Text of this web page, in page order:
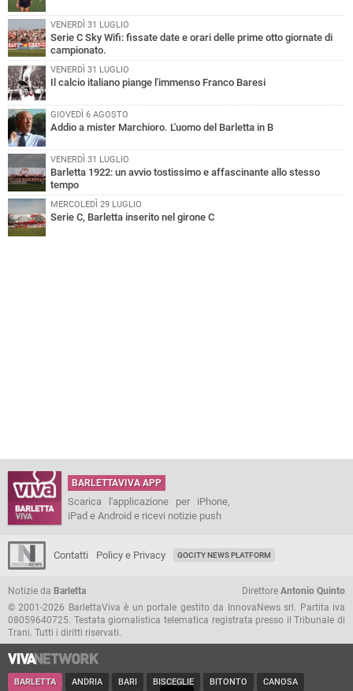
VENERDÌ 31 LUGLIO
Serie C Sky Wifi: fissate date e orari delle prime otto giornate di
campionato.
VENERDÌ 31 LUGLIO
Il calcio italiano piange l'immenso Franco Baresi
GIOVEDÌ 6 AGOSTO
Addio a mister Marchioro. L'uomo del Barletta in B
VENERDÌ 31 LUGLIO
Barletta 1922: un avvio tostissimo e affascinante allo stesso
tempo
MERCOLEDÌ 29 LUGLIO
Serie C, Barletta inserito nel girone C
BARLETTAVIVA APP
Scarica l'applicazione per iPhone,
iPad e Android e ricevi notizie push
Contatti Policy e Privacy GOCITY NEWS PLATFORM
Notizie da Barletta Direttore Antonio Quinto
© 2001-2026 BarlettaViva è un portale gestito da InnovaNews srl. Partita iva
08059640725. Testata giornalistica telematica registrata presso il Tribunale di
Trani. Tutti i diritti riservati.
BARLETTA ANDRIA BARI BISCEGLIE BITONTO CANOSA